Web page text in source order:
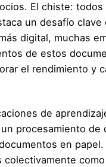
El chiste:
un desafío
digital, muchas
de estos
el rendimiento y
de
procesamiento de
en